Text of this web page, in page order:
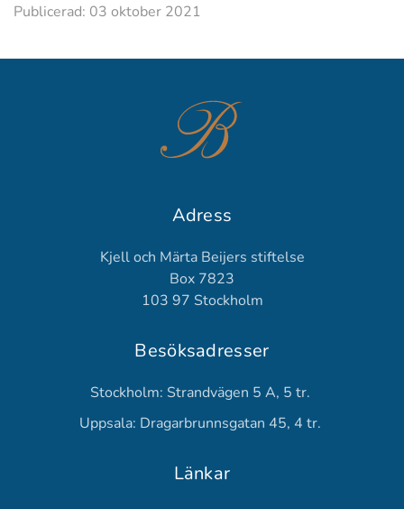
Publicerad: 03 oktober 2021
Adress
Kjell och Märta Beijers stiftelse
Box 7823
103 97 Stockholm
Besöksadresser
Stockholm: Strandvägen 5 A, 5 tr.
Uppsala: Dragarbrunnsgatan 45, 4 tr.
Länkar